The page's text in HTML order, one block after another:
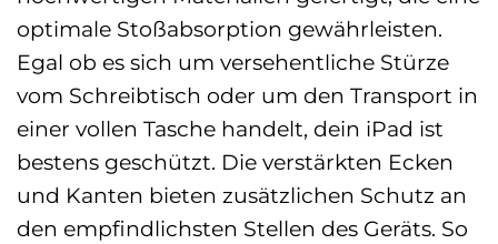
optimale Stoßabsorption gewährleisten.
Egal ob es sich um versehentliche Stürze
vom Schreibtisch oder um den Transport in
einer vollen Tasche handelt, dein iPad ist
bestens geschützt. Die verstärkten Ecken
und Kanten bieten zusätzlichen Schutz an
den empfindlichsten Stellen des Geräts. So